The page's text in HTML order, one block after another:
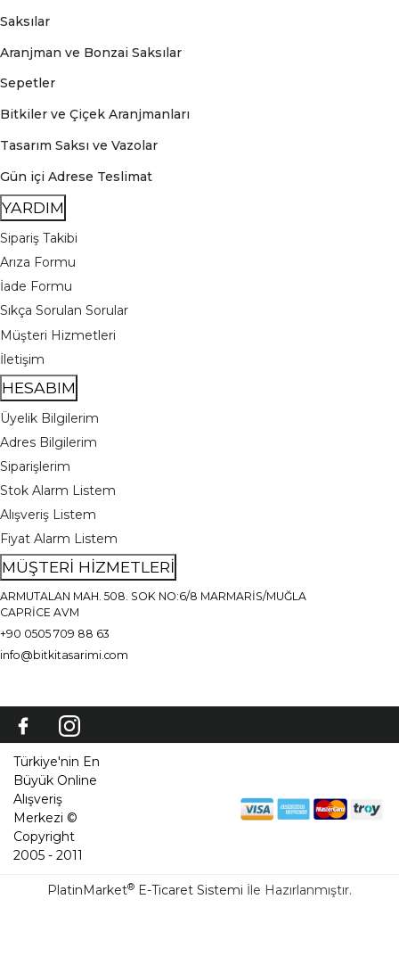
Saksılar
Aranjman ve Bonzai Saksılar
Sepetler
Bitkiler ve Çiçek Aranjmanları
Tasarım Saksı ve Vazolar
Gün içi Adrese Teslimat
YARDIM
Sipariş Takibi
Arıza Formu
İade Formu
Sıkça Sorulan Sorular
Müşteri Hizmetleri
İletişim
HESABIM
Üyelik Bilgilerim
Adres Bilgilerim
Siparişlerim
Stok Alarm Listem
Alışveriş Listem
Fiyat Alarm Listem
MÜŞTERİ HİZMETLERİ
ARMUTALAN MAH. 508. SOK NO:6/8 MARMARİS/MUĞLA
CAPRİCE AVM
+90 0505 709 88 63
info@bitkitasarimi.com
Türkiye'nin En
Büyük Online
Alışveriş
Merkezi ©
Copyright
2005 - 2011
PlatinMarket® E-Ticaret Sistemi İle Hazırlanmıştır.